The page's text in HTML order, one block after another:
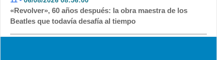
«Revolver», 60 años después: la obra maestra de los
Beatles que todavía desafía al tiempo